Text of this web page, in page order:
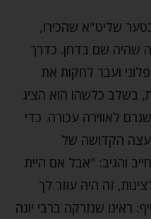
שליט"א שהכירו,
שהיה שם בדחן. כדרך
ועבר לחקות את
בשלב כלשהו הוא הציג
לאווירה עכורה. כדי
הקדושה של
והגיב: "אבל אם היית
זה היה עוזר לך
ראינו שנזרקה ברבי יונה